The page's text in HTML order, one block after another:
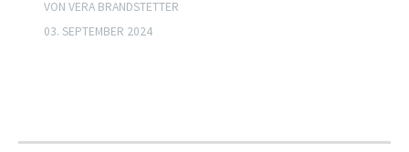
VON VERA BRANDSTETTER
03. SEPTEMBER 2024